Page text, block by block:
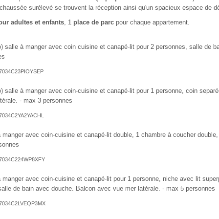
surélevé se trouvent la réception ainsi qu'un spacieux espace de
adultes et enfants, 1 place de parc pour chaque appartement.
salle à manger avec coin cuisine et canapé-lit pour 2 personnes, salle de
salle à manger avec coin-cuisine et canapé-lit pour 1 personne, coin
- max 3 personnes
manger avec coin-cuisine et canapé-lit double, 1 chambre à coucher
manger avec coin-cuisine et canapé-lit pour 1 personne, niche avec lit
de bain avec douche. Balcon avec vue mer latérale. - max 5 personnes